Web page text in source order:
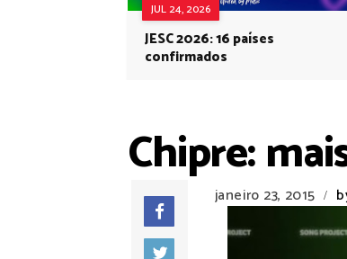
JUL 24, 2026
JESC 2026: 16 países
confirmados
Chipre:
janeiro 23, 2015 /